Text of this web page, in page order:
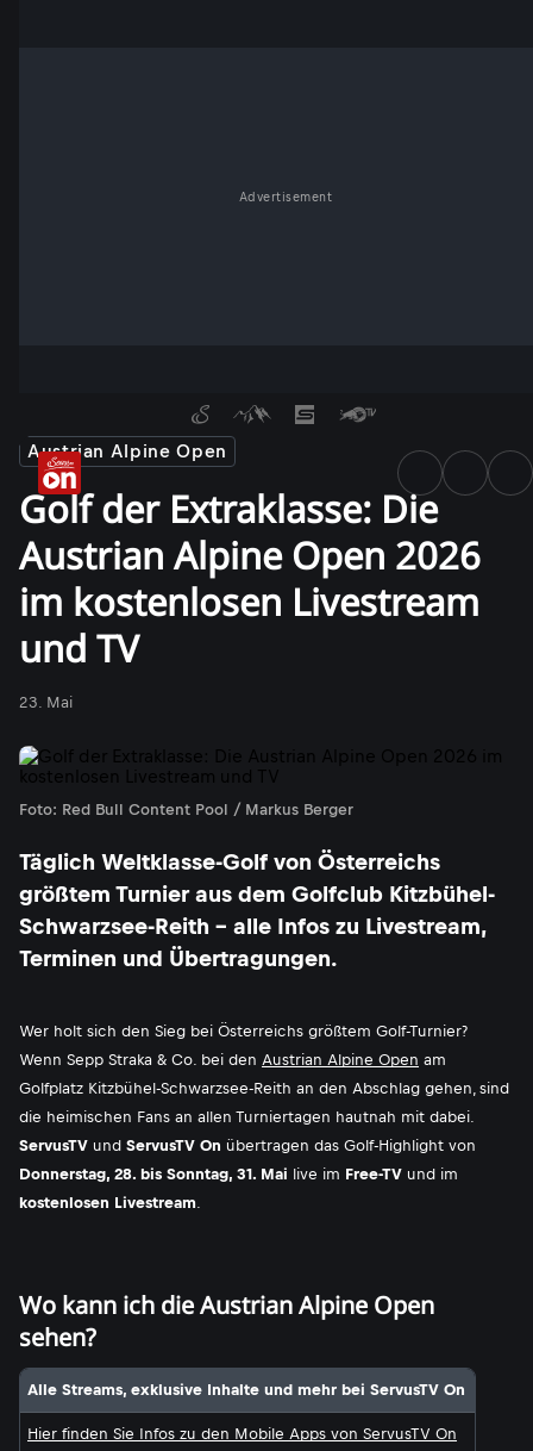
Advertisement
Austrian Alpine Open
Golf der Extraklasse: Die
Austrian Alpine Open 2026
im kostenlosen Livestream
und TV
23. Mai
Foto: Red Bull Content Pool / Markus Berger
Täglich Weltklasse-Golf von Österreichs
größtem Turnier aus dem Golfclub Kitzbühel-
Schwarzsee-Reith - alle Infos zu Livestream,
Terminen und Übertragungen.
Wer holt sich den Sieg bei Österreichs größtem Golf-Turnier?
Wenn Sepp Straka & Co. bei den Austrian Alpine Open am
Golfplatz Kitzbühel-Schwarzsee-Reith an den Abschlag gehen, sind
die heimischen Fans an allen Turniertagen hautnah mit dabei.
ServusTV und ServusTV On übertragen das Golf-Highlight von
Donnerstag, 28. bis Sonntag, 31. Mai live im Free-TV und im
kostenlosen Livestream.
Wo kann ich die Austrian Alpine Open
sehen?
Alle Streams, exklusive Inhalte und mehr bei ServusTV On
Hier finden Sie Infos zu den Mobile Apps von ServusTV On